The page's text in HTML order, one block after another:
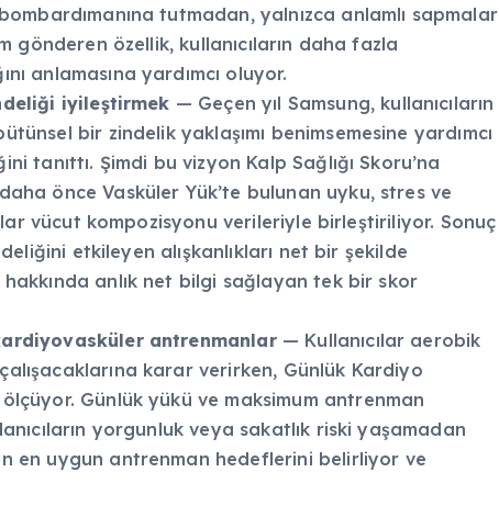
tutmadan, yalnızca anlamlı sapmalar
gönderen özellik, kullanıcıların daha fazla
anlamasına yardımcı oluyor.
iyileştirmek — Geçen yıl Samsung, kullanıcıların
bir zindelik yaklaşımı benimsemesine yardımcı
tanıttı. Şimdi bu vizyon Kalp Sağlığı Skoru’na
önce Vasküler Yük’te bulunan uyku, stres ve
vücut kompozisyonu verileriyle birleştiriliyor. Sonuç
etkileyen alışkanlıkları net bir şekilde
anlık net bilgi sağlayan tek bir skor
antrenmanlar— Kullanıcılar aerobik
karar verirken, Günlük Kardiyo
Günlük yükü ve maksimum antrenman
yorgunluk veya sakatlık riski yaşamadan
en uygun antrenman hedeflerini belirliyor ve